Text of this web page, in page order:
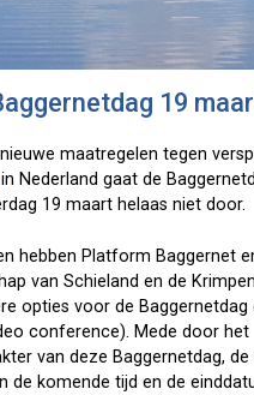
19
maatregelen tegen
in Nederland gaat de
19 maart helaas niet door.
hebben Platform Baggernet
van Schieland en de
opties voor de
conference). Mede door het
van deze Baggernetdag, de
de komende tijd en de